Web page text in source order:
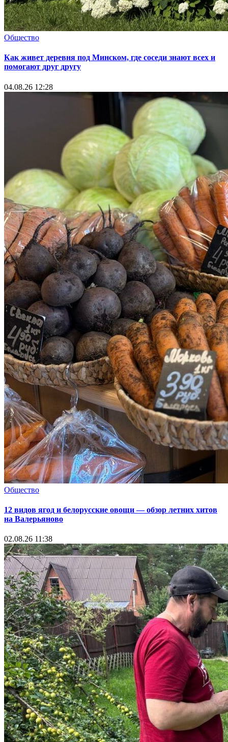
Общество
Как живет деревня под Минском, где соседи знают всех и
помогают друг другу
04.08.26 12:28
Общество
12 видов ягод и белорусские овощи — обзор летних хитов
на Валерьяново
02.08.26 11:38